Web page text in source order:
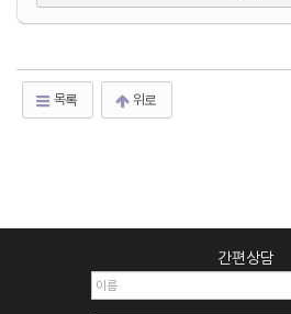
목록 위로
간편상담